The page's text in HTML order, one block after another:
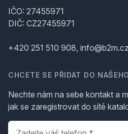
IČO: 27455971
DIČ: CZ27455971
+420 251 510 908, info@b2m.cz
CHCETE SE PŘIDAT DO
Nechte nám na sebe kontakt a
jak se zaregistrovat do sítě
Telefon